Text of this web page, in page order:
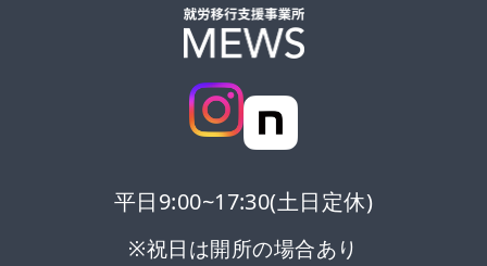
平日9:00~17:30(土日定休)
※祝日は開所の場合あり